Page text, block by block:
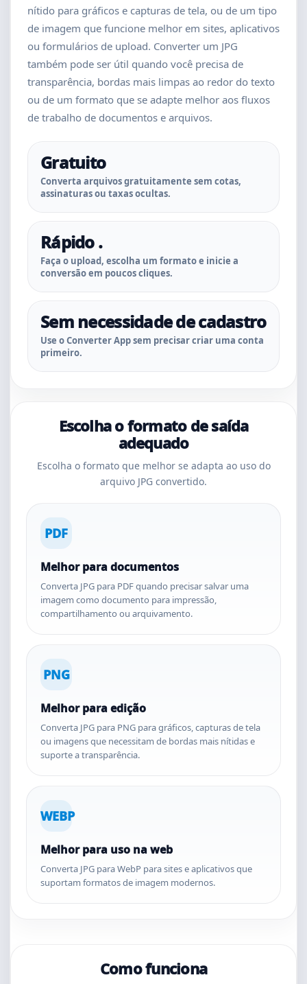
nítido para gráficos e capturas de tela, ou de um tipo
de imagem que funcione melhor em sites, aplicativos
ou formulários de upload. Converter um JPG
também pode ser útil quando você precisa de
transparência, bordas mais limpas ao redor do texto
ou de um formato que se adapte melhor aos fluxos
de trabalho de documentos e arquivos.
Gratuito
Converta arquivos gratuitamente sem cotas,
assinaturas ou taxas ocultas.
Rápido .
Faça o upload, escolha um formato e inicie a
conversão em poucos cliques.
Sem necessidade de cadastro
Use o Converter App sem precisar criar uma conta
primeiro.
Escolha o formato de saída
adequado
Escolha o formato que melhor se adapta ao uso do
arquivo JPG convertido.
PDF
Melhor para documentos
Converta JPG para PDF quando precisar salvar uma
imagem como documento para impressão,
compartilhamento ou arquivamento.
PNG
Melhor para edição
Converta JPG para PNG para gráficos, capturas de tela
ou imagens que necessitam de bordas mais nítidas e
suporte a transparência.
WEBP
Melhor para uso na web
Converta JPG para WebP para sites e aplicativos que
suportam formatos de imagem modernos.
Como funciona